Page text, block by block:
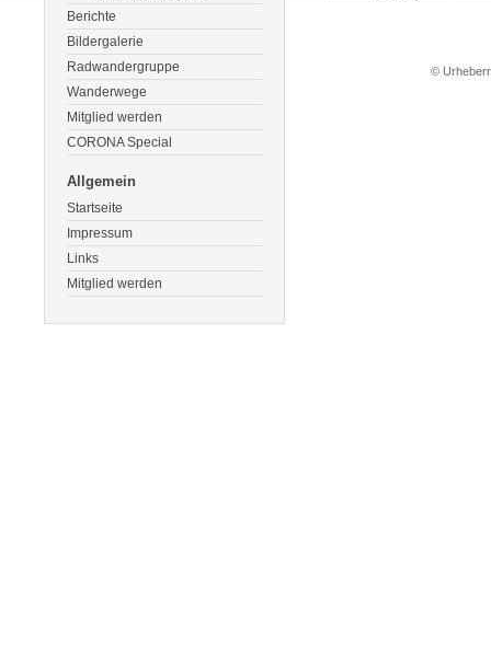
Berichte
Bildergalerie
Radwandergruppe
Wanderwege
Mitglied werden
CORONA Special
Allgemein
Startseite
Impressum
Links
Mitglied werden
©